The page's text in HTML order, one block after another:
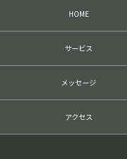
HOME
サービス
メッセージ
アクセス